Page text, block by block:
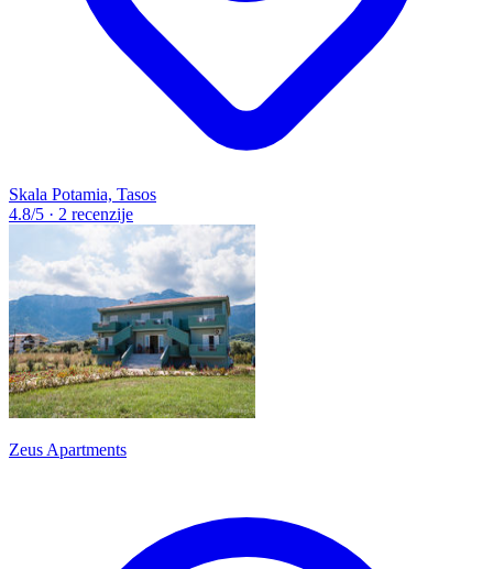
Skala Potamia, Tasos
4.8/5 · 2 recenzije
Zeus Apartments